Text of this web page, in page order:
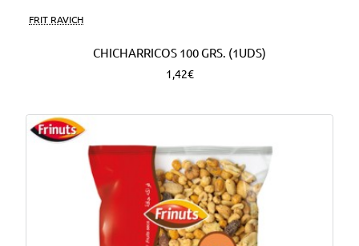
FRIT RAVICH
CHICHARRICOS 100 GRS. (1UDS)
1,42€